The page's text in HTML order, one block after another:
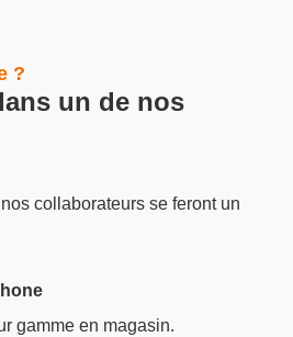
?
un de nos
collaborateurs se feront un
gamme en magasin.